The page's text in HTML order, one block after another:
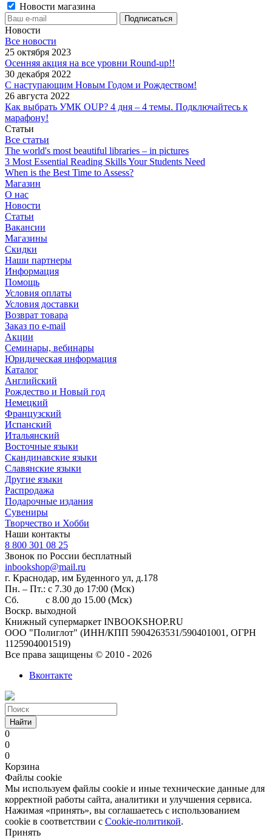
Новости магазина
Новости
Все новости
25 октября 2023
Осенняя акция на все уровни Round-up!!
30 декабря 2022
С наступающим Новым Годом и Рождеством!
26 августа 2022
Как выбрать УМК OUP? 4 дня – 4 темы. Подключайтесь к
марафону!
Статьи
Все статьи
The world's most beautiful libraries – in pictures
3 Most Essential Reading Skills Your Students Need
When is the Best Time to Assess?
Магазин
О нас
Новости
Статьи
Вакансии
Магазины
Скидки
Наши партнеры
Информация
Помощь
Условия оплаты
Условия доставки
Возврат товара
Заказ по e-mail
Акции
Семинары, вебинары
Юридическая информация
Каталог
Английский
Рождество и Новый год
Немецкий
Французский
Испанский
Итальянский
Восточные языки
Скандинавские языки
Славянские языки
Другие языки
Распродажа
Подарочные издания
Сувениры
Творчество и Хобби
Наши контакты
8 800 301 08 25
Звонок по России бесплатный
inbookshop@mail.ru
г. Краснодар, им Буденного ул, д.178
Пн. – Пт.: с 7.30 до 17:00 (Мск)
Сб. с 8.00 до 15.00 (Мск)
Воскр. выходной
Книжный супермаркет INBOOKSHOP.RU
ООО "Полиглот" (ИНН/КПП 5904263531/590401001, ОГРН
1125904001519)
Все права защищены © 2010 - 2026
Вконтакте
Найти
0
0
0
Корзина
Файлы cookie
Мы используем файлы cookie и иные технические данные для
корректной работы сайта, аналитики и улучшения сервиса.
Нажимая «принять», вы соглашаетесь с использованием
cookie в соответствии с Cookie-политикой.
Принять